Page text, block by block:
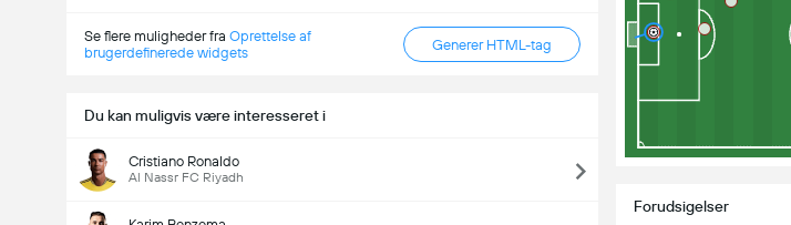
Se flere muligheder fra Oprettelse af
brugerdefinerede widgets
Generer HTML-tag
Du kan muligvis være interesseret i
Cristiano Ronaldo
Al Nassr FC Riyadh
Forudsigelser